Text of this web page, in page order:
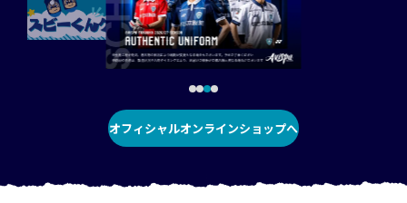
オフィシャルオンラインショップへ